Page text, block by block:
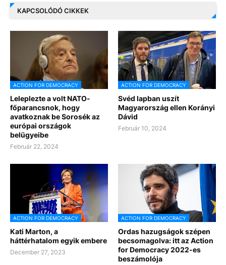
KAPCSOLÓDÓ CIKKEK
ACTION FOR DEMOCRACY
Leleplezte a volt NATO-
főparancsnok, hogy
avatkoznak be Sorosék az
európai országok
belügyeibe
Február 22, 2024
ACTION FOR DEMOCRACY
Svéd lapban uszít
Magyarország ellen Korányi
Dávid
Február 10, 2024
ACTION FOR DEMOCRACY
Kati Marton, a
háttérhatalom egyik embere
December 27, 2023
ACTION FOR DEMOCRACY
Ordas hazugságok szépen
becsomagolva: itt az Action
for Democracy 2022-es
beszámolója